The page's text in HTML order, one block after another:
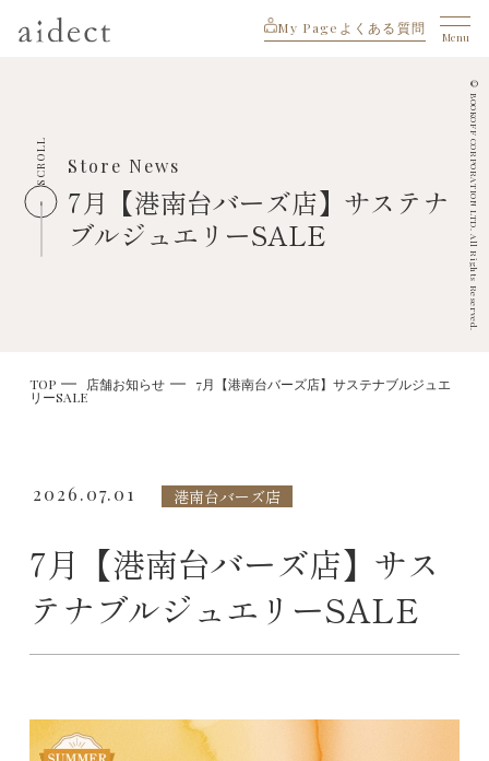
My Page よくある質問
Menu
Store News
7月【港南台バーズ店】サステナ
ブルジュエリーSALE
SCROLL © BOOKOFF CORPORATION LTD. All Rights Reserved.
TOP 店舗お知らせ 7月【港南台バーズ店】サステナブルジュエ
リーSALE
2026.07.01 港南台バーズ店
7月【港南台バーズ店】サス
テナブルジュエリーSALE